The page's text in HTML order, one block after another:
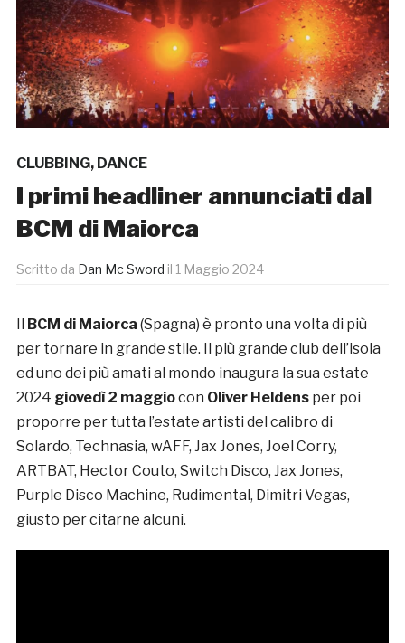
CLUBBING, DANCE
I primi headliner annunciati dal
BCM di Maiorca
Scritto da Dan Mc Sword il 1 Maggio 2024
BCM di Maiorca (Spagna) è pronto una volta di più
per tornare in grande stile. Il più grande club dell’isola
ed uno dei più amati al mondo inaugura la sua estate
2024 giovedì 2 maggiocon Oliver Heldensper poi
proporre per tutta l’estate artisti del calibro di
Solardo, Technasia, wAFF, Jax Jones, Joel Corry,
ARTBAT, Hector Couto, Switch Disco, Jax Jones,
Purple Disco Machine, Rudimental, Dimitri Vegas,
giusto per citarne alcuni.